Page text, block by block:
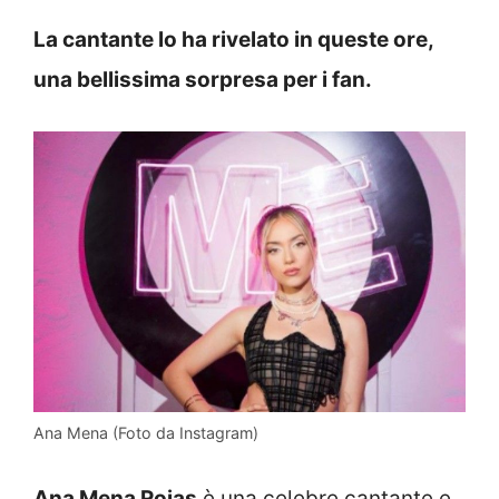
La cantante lo ha rivelato in queste ore,
una bellissima sorpresa per i fan.
Ana Mena (Foto da Instagram)